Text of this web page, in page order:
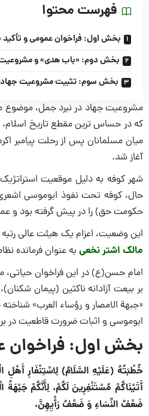
فهرست محتوا
بخش اول: فراخوان عمومی و
بخش دوم: «باب هدی» و مشروعیت
بخش سوم: تثبیت مشروعیت جهاد
مشروعیت جهاد در نبرد جمل، موضوع
میان مسلمانان پس از رحلت پیامبر
آغاز شد.
شهر کوفه به دلیل موقعیت
حال، کوفه تحت نفوذ ابوموسی
حکومت حق) را در پیش گرفته بود و
این وضعیت، اعزام یک هیئت عالی
مالک اشتر نخعی به عنوان فرمانده
امام حسن(ع) در این فراخوان حیاتی،
بر بیعت آزادانه ناکثین (پیمان
«جبهة الامصار و رؤساء العرب»
ابوموسی و اثبات ضرورت قاطعیت در
بخش اول: فراخوان
خُطْبَتُهُ (عَلَيْهِ السَّلَامُ) لِاسْتِنْفَارِ
أَتَيْنَاكُمْ مُسْتَنْفِرِينَ لَكُمْ، لِأَنَّكُمْ
ضَعْفُ النِّسَاءِ وَ ضَعْفُ رَأْيِهِنَّ،